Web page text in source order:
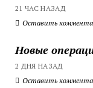
21 ЧАС НАЗАД
Оставить
Новые
2 ДНЯ НАЗАД
Оставить